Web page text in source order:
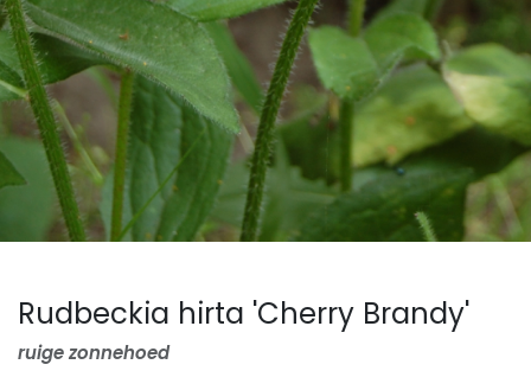
Rudbeckia hirta 'Cherry Brandy'
ruige zonnehoed